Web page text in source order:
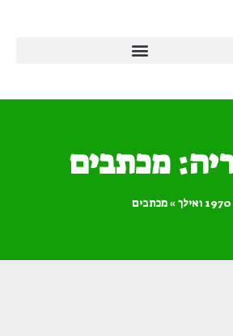
מכתבים
1970 ואילך »מכתבים